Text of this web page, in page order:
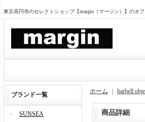
東京高円寺のセレクトショップ【margin（マージン）】のオ
ブランド一覧
SUNSEA
ホーム barbell
商品詳細